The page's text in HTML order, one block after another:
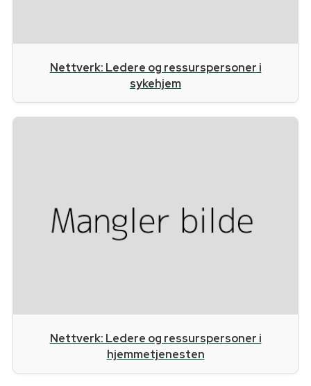
Nettverk: Ledere og ressurspersoner i
sykehjem
Nettverk: Ledere og ressurspersoner i
hjemmetjenesten